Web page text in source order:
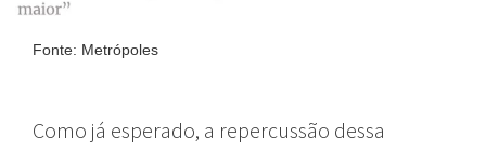
Fonte: Metrópoles
Como já esperado, a repercussão dessa